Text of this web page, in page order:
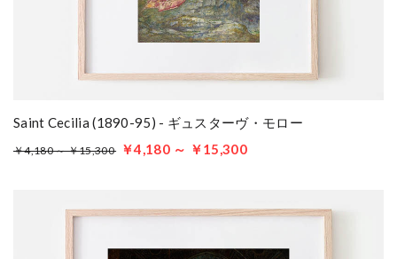
Saint Cecilia (1890-95) - ギュスターヴ・モロー
￥4,180 ～ ￥15,300 ￥4,180 ～ ￥15,300